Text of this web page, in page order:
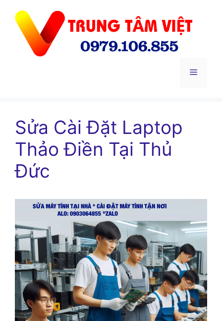
Menu
Sửa Cài Đặt Laptop
Thảo Điền Tại Thủ
Đức